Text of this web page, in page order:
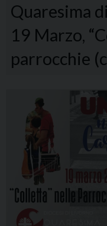
Quaresima
19 Marzo,
parrocchie